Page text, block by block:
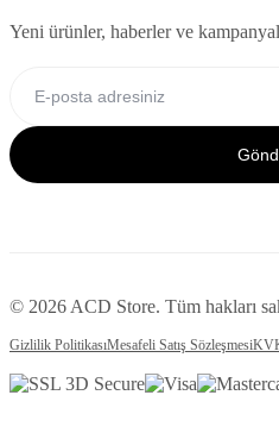
Yeni ürünler, haberler ve
© 2026 ACD Store. Tüm hakları
Gizlilik PolitikasıMesafeli Satış Sözleşmesi